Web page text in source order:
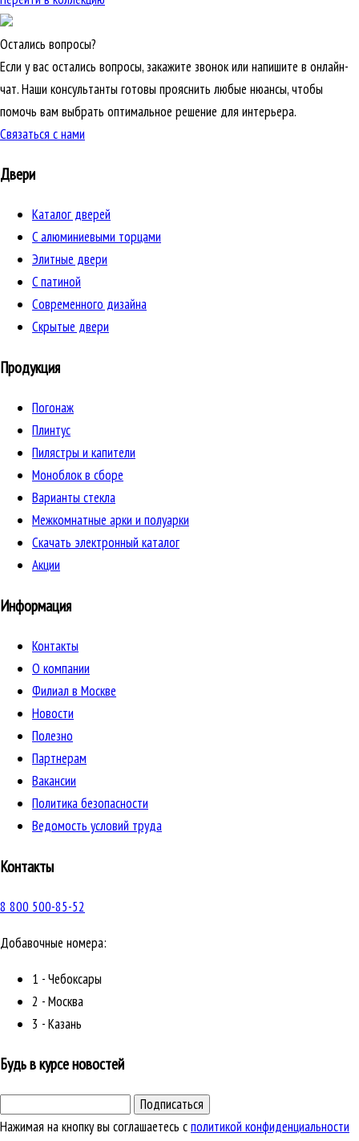
Остались вопросы?
Если у вас остались вопросы, закажите звонок или напишите в онлайн-
чат. Наши консультанты готовы прояснить любые нюансы, чтобы
помочь вам выбрать оптимальное решение для интерьера.
Связаться с нами
Двери
Каталог дверей
C алюминиевыми торцами
Элитные двери
C патиной
Cовременного дизайна
Скрытые двери
Продукция
Погонаж
Плинтус
Пилястры и капители
Моноблок в сборе
Варианты стекла
Межкомнатные арки и полуарки
Скачать электронный каталог
Акции
Информация
Контакты
О компании
Филиал в Москве
Новости
Полезно
Партнерам
Вакансии
Политика безопасности
Ведомость условий труда
Контакты
8 800 500-85-52
Добавочные номера:
1 - Чебоксары
2 - Москва
3 - Казань
Будь в курсе новостей
Подписаться
Нажимая на кнопку вы соглашаетесь сполитикой конфиденциальности